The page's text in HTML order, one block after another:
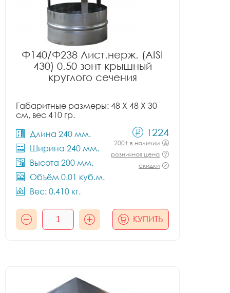
Ф140/Ф238 Лист.нерж. (AISI
430) 0.50 зонт крышный
круглого сечения
Габаритные размеры: 48 X 48 X 30
см, вес 410 гр.
Длина 240 мм.
Ширина 240 мм.
Высота 200 мм.
Объём 0.01 куб.м.
Вес: 0.410 кг.
1224
200+ в наличии
розничная цена
скидки
КУПИТЬ